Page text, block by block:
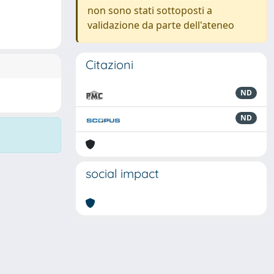
non sono stati sottoposti a
validazione da parte dell'ateneo
Citazioni
ND
ND
social impact